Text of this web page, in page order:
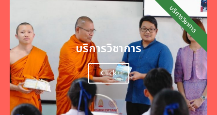
บริการวิชาการ
Click
บริการวิชาการ